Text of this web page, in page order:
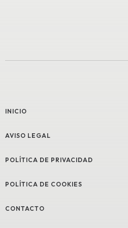
INICIO
AVISO LEGAL
POLÍTICA DE PRIVACIDAD
POLÍTICA DE COOKIES
CONTACTO